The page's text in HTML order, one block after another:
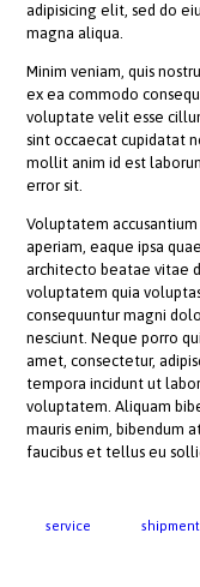
adipisicing elit, sed do
magna aliqua.
Minim veniam, quis
ex ea commodo
voluptate velit esse
sint occaecat cupidatat
mollit anim id est
error sit.
Voluptatem
aperiam, eaque ipsa
architecto beatae vitae
voluptatem quia
consequuntur magni
nesciunt. Neque porro
amet, consectetur,
tempora incidunt ut
voluptatem. Aliquam
mauris enim, bibendum
faucibus et tellus eu
service shipment